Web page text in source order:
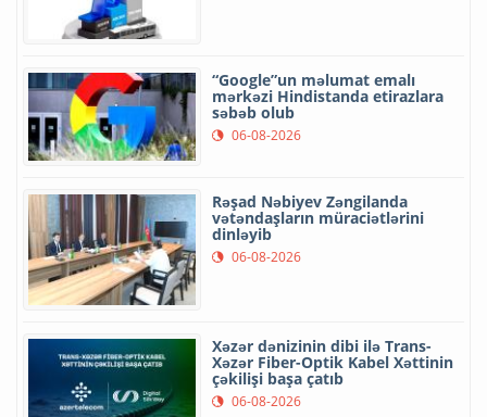
“Google”un məlumat emalı
mərkəzi Hindistanda etirazlara
səbəb olub
06-08-2026
Rəşad Nəbiyev Zəngilanda
vətəndaşların müraciətlərini
dinləyib
06-08-2026
Xəzər dənizinin dibi ilə Trans-
Xəzər Fiber-Optik Kabel Xəttinin
çəkilişi başa çatıb
06-08-2026